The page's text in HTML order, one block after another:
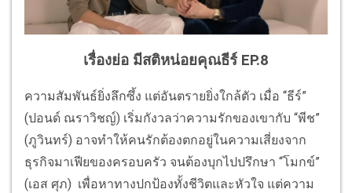
เรื่องย่อ มีสติหน่อยคุณธีร์ EP.8
ความสัมพันธ์ยิ่งลึกซึ้ง แต่อันตรายยิ่งใกล้ตัว เมื่อ “ธีร์”
(ปอนด์ ณราวิชญ์) เริ่มกังวลว่าความรักของเขากับ “พีช”
(ภูวินทร์) อาจทำให้คนรักต้องตกอยู่ในความเสี่ยงจาก
ธุรกิจมาเฟียของครอบครัว จนต้องบุกไปปรึกษา “โมกข์”
(เอส ศุภ) เพื่อหาทางปกป้องทั้งชีวิตและหัวใจ แต่ความ